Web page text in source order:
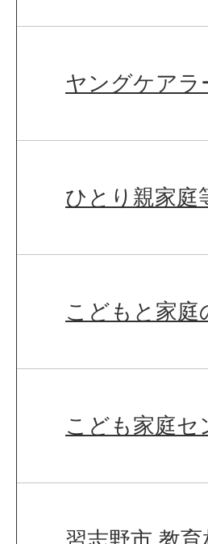
ヤングケア
ひとり親家庭
こどもと家庭
こども家庭セ